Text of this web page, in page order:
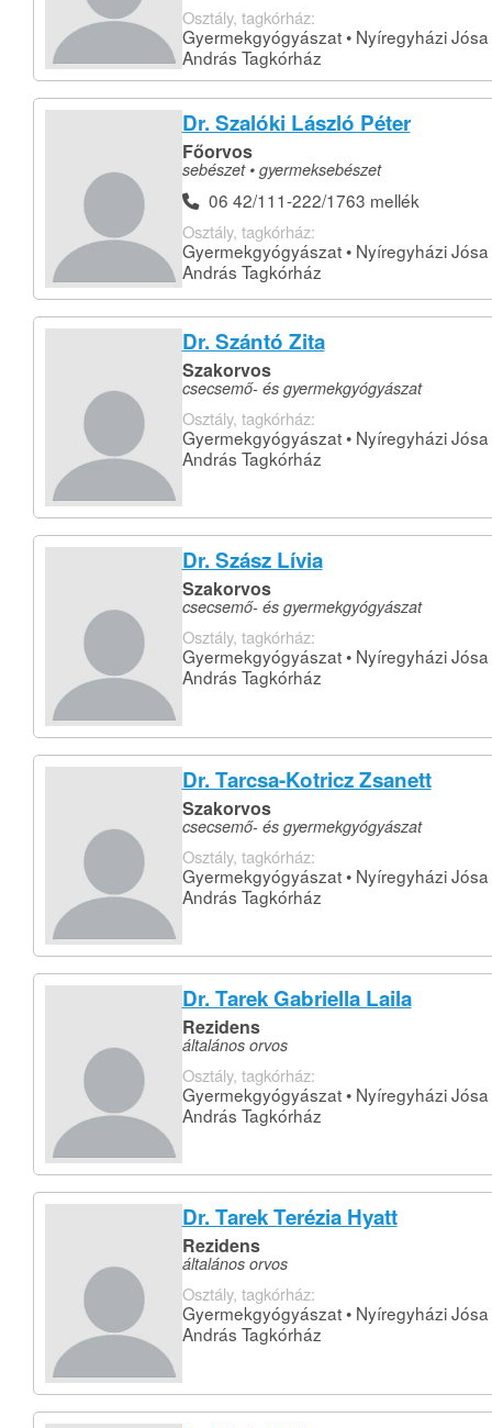
Osztály, tagkórház:
Gyermekgyógyászat • Nyíregyházi Jósa
András Tagkórház
Dr. Szalóki László Péter
Főorvos
sebészet • gyermeksebészet
06 42/111-222/1763 mellék
Osztály, tagkórház:
Gyermekgyógyászat • Nyíregyházi Jósa
András Tagkórház
Dr. Szántó Zita
Szakorvos
csecsemő- és gyermekgyógyászat
Osztály, tagkórház:
Gyermekgyógyászat • Nyíregyházi Jósa
András Tagkórház
Dr. Szász Lívia
Szakorvos
csecsemő- és gyermekgyógyászat
Osztály, tagkórház:
Gyermekgyógyászat • Nyíregyházi Jósa
András Tagkórház
Dr. Tarcsa-Kotricz Zsanett
Szakorvos
csecsemő- és gyermekgyógyászat
Osztály, tagkórház:
Gyermekgyógyászat • Nyíregyházi Jósa
András Tagkórház
Dr. Tarek Gabriella Laila
Rezidens
általános orvos
Osztály, tagkórház:
Gyermekgyógyászat • Nyíregyházi Jósa
András Tagkórház
Dr. Tarek Terézia Hyatt
Rezidens
általános orvos
Osztály, tagkórház:
Gyermekgyógyászat • Nyíregyházi Jósa
András Tagkórház